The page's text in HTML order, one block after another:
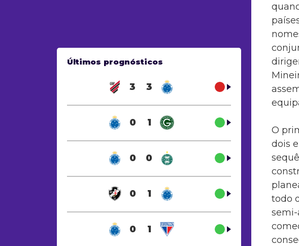
Últimos prognósticos
3 3
0 1
0 0
0 1
0 1
O
dois
todo